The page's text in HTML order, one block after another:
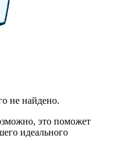
не найдено.
это поможет
идеального